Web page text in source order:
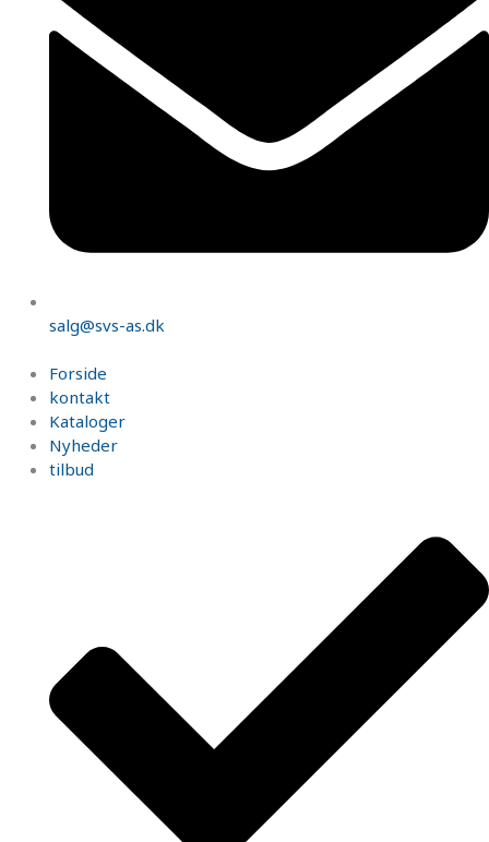
salg@svs-as.dk
Forside
kontakt
Kataloger
Nyheder
tilbud